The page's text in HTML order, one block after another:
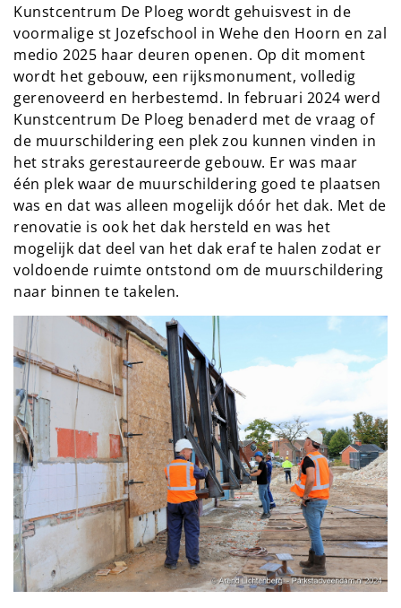
Kunstcentrum De Ploeg wordt gehuisvest in de
voormalige st Jozefschool in Wehe den Hoorn en zal
medio 2025 haar deuren openen. Op dit moment
wordt het gebouw, een rijksmonument, volledig
gerenoveerd en herbestemd. In februari 2024 werd
Kunstcentrum De Ploeg benaderd met de vraag of
de muurschildering een plek zou kunnen vinden in
het straks gerestaureerde gebouw. Er was maar
één plek waar de muurschildering goed te plaatsen
was en dat was alleen mogelijk dóór het dak. Met de
renovatie is ook het dak hersteld en was het
mogelijk dat deel van het dak eraf te halen zodat er
voldoende ruimte ontstond om de muurschildering
naar binnen te takelen.